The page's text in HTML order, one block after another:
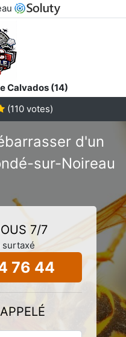
Calvados (14)
(110 votes)
d'un
sur-Noireau
7/7
surtaxé
76 44